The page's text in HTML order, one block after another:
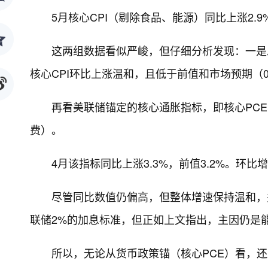
5月核心CPI（剔除食品、能源）同比上涨
这两组数据看似严峻，但仔细分析发现：一
核心CPI环比上涨温和，且低于前值和市场预期（
再看美联储锚定的核心通胀指标，即核心
费）。
4月该指标同比上涨3.3%，前值3.2%。环比
尽管同比数值仍偏高，但整体增速保持温和
联储2%的加息标准，但正如上文指出，主因仍是
所以，无论从货币政策锚（核心PCE）看，